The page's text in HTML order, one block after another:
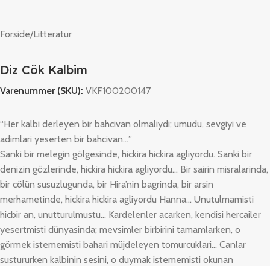
Forside/Litteratur
Diz Cök Kalbim
Varenummer (SKU): VKF100200147
“Her kalbi derleyen bir bahcivan olmaliydi; umudu, sevgiyi ve
adimlari yeserten bir bahcivan…”
Sanki bir melegin gölgesinde, hickira hickira agliyordu. Sanki bir
denizin gözlerinde, hickira hickira agliyordu… Bir sairin misralarinda,
bir cölün susuzlugunda, bir Hira’nin bagrinda, bir arsin
merhametinde, hickira hickira agliyordu Hanna… Unutulmamisti
hicbir an, unutturulmustu… Kardelenler acarken, kendisi hercailer
yesertmisti dünyasinda; mevsimler birbirini tamamlarken, o
görmek istememisti bahari müjdeleyen tomurcuklari… Canlar
sustururken kalbinin sesini, o duymak istememisti okunan